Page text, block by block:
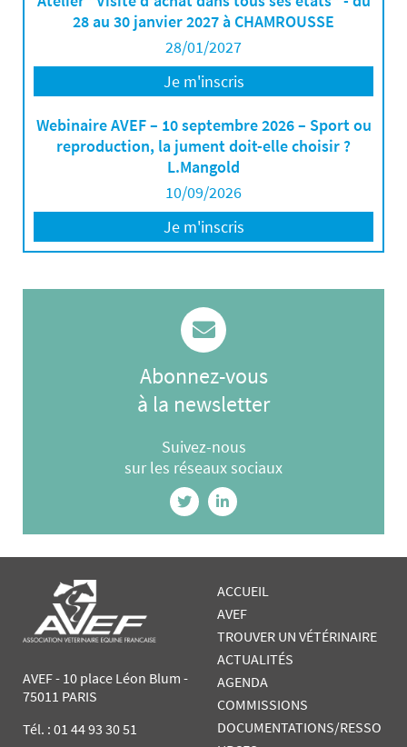
28 au 30 janvier 2027 à CHAMROUSSE
28/01/2027
Je m'inscris
Webinaire AVEF – 10 septembre 2026 – Sport ou
reproduction, la jument doit-elle choisir ?
L.Mangold
10/09/2026
Je m'inscris
Abonnez-vous
à la newsletter
Suivez-nous
sur les réseaux sociaux
AVEF - 10 place Léon Blum -
75011 PARIS
Tél. : 01 44 93 30 51
ACCUEIL
AVEF
TROUVER UN VÉTÉRINAIRE
ACTUALITÉS
AGENDA
COMMISSIONS
DOCUMENTATIONS/RESSO